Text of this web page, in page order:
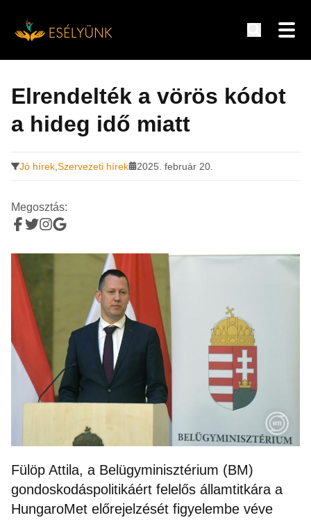
tartalomra
Elrendelték a vörös kódot
a hideg idő miatt
Jó hírek Szervezeti hírek 2025. február 20.
Megosztás:
Fülöp Attila, a Belügyminisztérium (BM)
gondoskodáspolitikáért felelős államtitkára a
HungaroMet előrejelzését figyelembe véve